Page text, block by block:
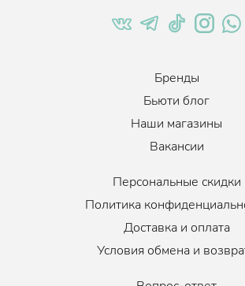
Бренды
Бьюти блог
Наши магазины
Вакансии
Персональные скидки
Политика
Доставка и оплата
Условия обмена и